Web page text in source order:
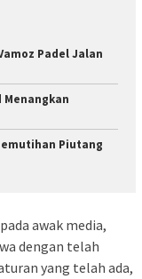
Padel Jalan
Menangkan
Piutang
awak media,
dengan telah
yang telah ada,